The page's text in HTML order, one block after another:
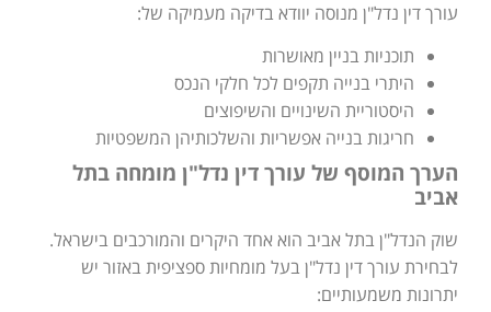
עורך דין נדל"ן מנוסה יוודא בדיקה מעמיקה של:
תוכניות בניין מאושרות
היתרי בנייה תקפים לכל חלקי הנכס
היסטוריית השינויים והשיפוצים
חריגות בנייה אפשריות והשלכותיהן המשפטיות
הערך המוסף של עורך דין נדל"ן מומחה בתל
אביב
שוק הנדל"ן בתל אביב הוא אחד היקרים והמורכבים בישראל.
לבחירת עורך דין נדל"ן בעל מומחיות ספציפית באזור יש
יתרונות משמעותיים: